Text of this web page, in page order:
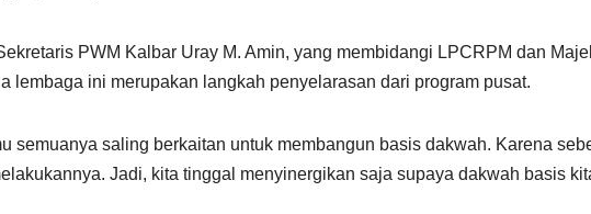
PWM Kalbar Uray M. Amin, yang membidangi LPCRPM dan
lembaga ini merupakan langkah penyelarasan dari program pusat.
semuanya saling berkaitan untuk membangun basis dakwah. Karena
Jadi, kita tinggal menyinergikan saja supaya dakwah basis